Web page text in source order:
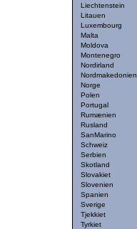
Liechtenstein
Litauen
Luxembourg
Malta
Moldova
Montenegro
Nordirland
Nordmakedonien
Norge
Polen
Portugal
Rumænien
Rusland
SanMarino
Schweiz
Serbien
Skotland
Slovakiet
Slovenien
Spanien
Sverige
Tjekkiet
Tyrkiet